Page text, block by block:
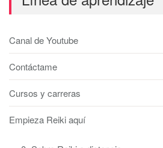
Canal de Youtube
Contáctame
Cursos y carreras
Empieza Reiki aquí